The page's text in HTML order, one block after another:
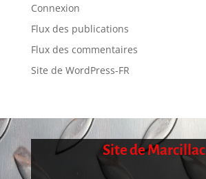
Connexion
Flux des publications
Flux des commentaires
Site de WordPress-FR
Site de Marcillac